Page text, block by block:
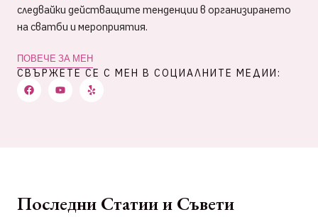
следвайки действащите тенденции в организирането
на сватби и мероприятия.
ПОВЕЧЕ ЗА МЕН
СВЪРЖЕТЕ СЕ С МЕН В СОЦИАЛНИТЕ МЕДИИ:
Последни Статии и Съвети